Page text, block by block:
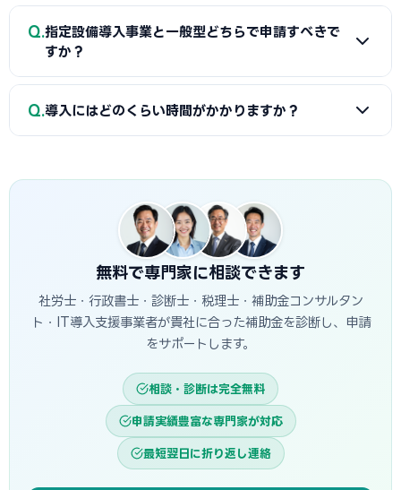
検討してください。
A
補助率は1/2です。従業員5人以下は最大200万円、6〜
20人は最大500万円、21人以上は最大1,500万円が上限で
Q 指定設備導入事業と一般型どちらで申請すべきで
すか？
A
SIIに認定されている産業用蓄電池を選ぶ場合は指定設備
Q 導入にはどのくらい時間がかかりますか？
5ヶ月、一般型は約6〜10ヶ月が目安です。GビズIDの事前取
無料で専門家に相談できます
社労士・行政書士・診断士・税理士・補助金コンサルタン
ト・IT導入支援事業者が貴社に合った補助金を診断し、申請
をサポートします。
相談・診断は完全無料
申請実績豊富な専門家が対応
最短翌日に折り返し連絡